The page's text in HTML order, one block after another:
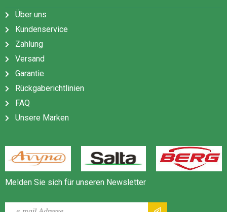
Über uns
Kundenservice
Zahlung
Versand
Garantie
Rückgaberichtlinien
FAQ
Unsere Marken
Melden Sie sich für unseren Newsletter